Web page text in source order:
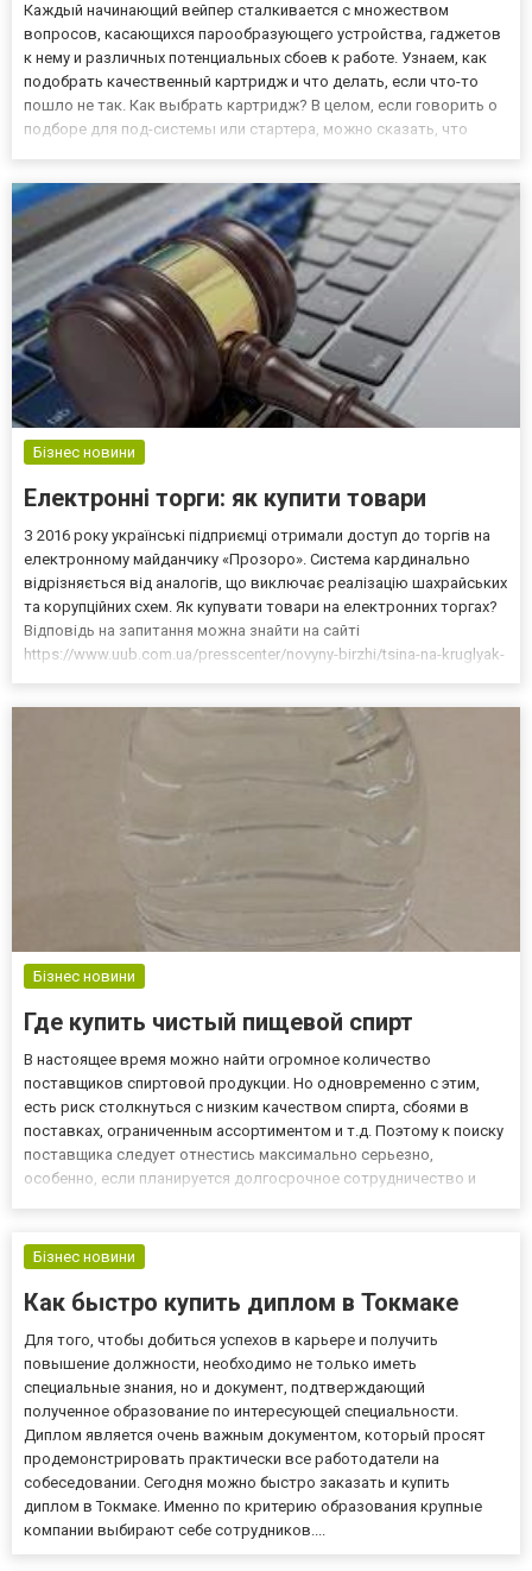
Каждый начинающий вейпер сталкивается с множеством
вопросов, касающихся парообразующего устройства, гаджетов
к нему и различных потенциальных сбоев к работе. Узнаем, как
подобрать качественный картридж и что делать, если что-то
пошло не так. Как выбрать картридж? В целом, если говорить о
подборе для под-системы или стартера, можно сказать, что
устро...
Бізнес новини
Електронні торги: як купити товари
З 2016 року українські підприємці отримали доступ до торгів на
електронному майданчику «Прозоро». Система кардинально
відрізняється від аналогів, що виключає реалізацію шахрайських
та корупційних схем. Як купувати товари на електронних торгах?
Відповідь на запитання можна знайти на сайті
https://www.uub.com.ua/presscenter/novyny-birzhi/tsina-na-kruglyak-
Бізнес новини
Где купить чистый пищевой спирт
В настоящее время можно найти огромное количество
поставщиков спиртовой продукции. Но одновременно с этим,
есть риск столкнуться с низким качеством спирта, сбоями в
поставках, ограниченным ассортиментом и т.д. Поэтому к поиску
поставщика следует отнестись максимально серьезно,
особенно, если планируется долгосрочное сотрудничество и
torg.com.ua/ku...
Бізнес новини
Как быстро купить диплом в Токмаке
Для того, чтобы добиться успехов в карьере и получить
повышение должности, необходимо не только иметь
специальные знания, но и документ, подтверждающий
полученное образование по интересующей специальности.
Диплом является очень важным документом, который просят
продемонстрировать практически все работодатели на
собеседовании. Сегодня можно быстро заказать и купить
диплом в Токмаке. Именно по критерию образования крупные
компании выбирают себе сотрудников....